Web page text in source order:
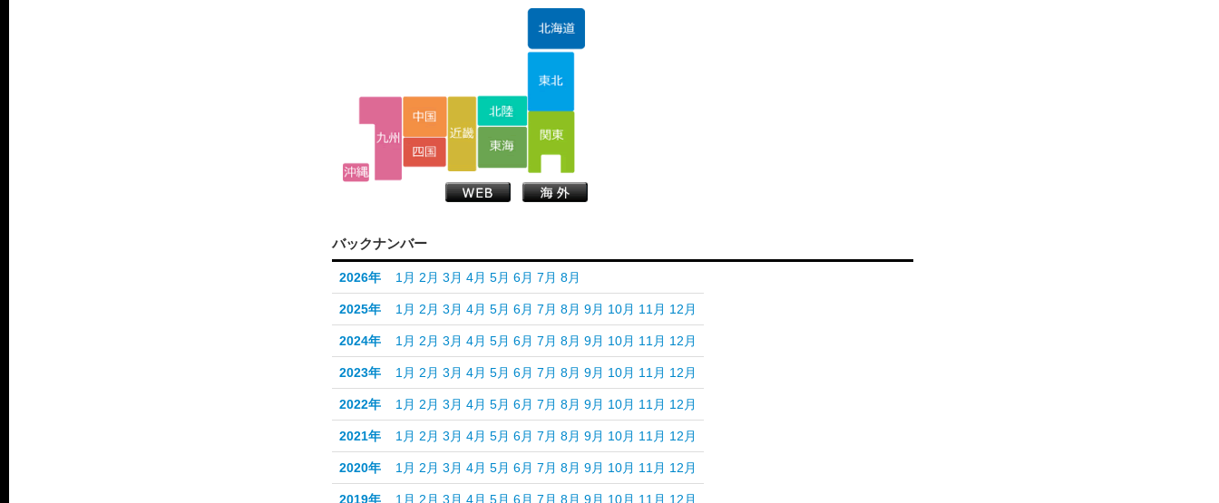
バックナンバー
2026年 1月 2月 3月 4月 5月 6月 7月 8月
2025年 1月 2月 3月 4月 5月 6月 7月 8月 9月 10月 11月 12月
2024年 1月 2月 3月 4月 5月 6月 7月 8月 9月 10月 11月 12月
2023年 1月 2月 3月 4月 5月 6月 7月 8月 9月 10月 11月 12月
2022年 1月 2月 3月 4月 5月 6月 7月 8月 9月 10月 11月 12月
2021年 1月 2月 3月 4月 5月 6月 7月 8月 9月 10月 11月 12月
2020年 1月 2月 3月 4月 5月 6月 7月 8月 9月 10月 11月 12月
2019年 1月 2月 3月 4月 5月 6月 7月 8月 9月 10月 11月 12月